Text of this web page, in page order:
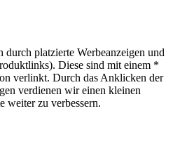
durch platzierte Werbeanzeigen und
Diese sind mit einem *
verlinkt. Durch das Anklicken der
verdienen wir einen kleinen
weiter zu verbessern.